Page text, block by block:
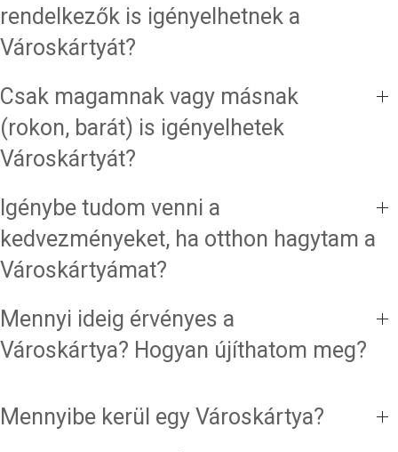
rendelkezők is igényelhetnek a
Városkártyát?
Csak magamnak vagy másnak
(rokon, barát) is igényelhetek
Városkártyát?
Igénybe tudom venni a
kedvezményeket, ha otthon hagytam a
Városkártyámat?
Mennyi ideig érvényes a
Városkártya? Hogyan újíthatom meg?
Mennyibe kerül egy Városkártya?